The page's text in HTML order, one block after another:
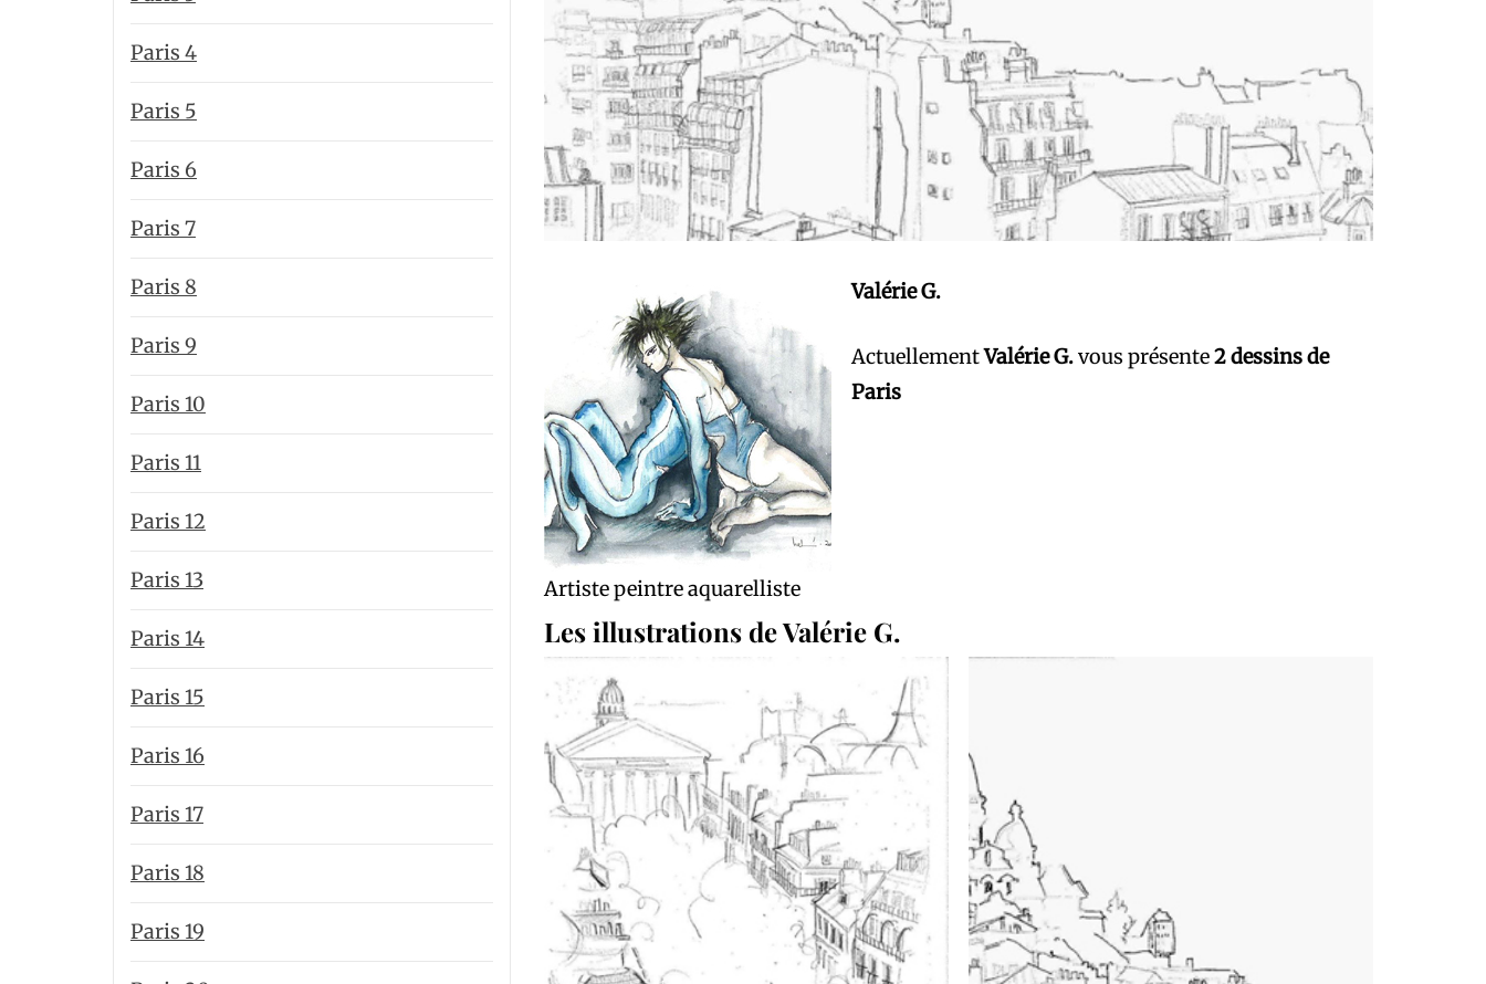
Artiste peintre aquarelliste
Valérie G.
ActuellementValérie G.vous présente2 dessins de
Paris
Les illustrations de Valérie G.
Paris 4
Paris 5
Paris 6
Paris 7
Paris 8
Paris 9
Paris 10
Paris 11
Paris 12
Paris 13
Paris 14
Paris 15
Paris 16
Paris 17
Paris 18
Paris 19